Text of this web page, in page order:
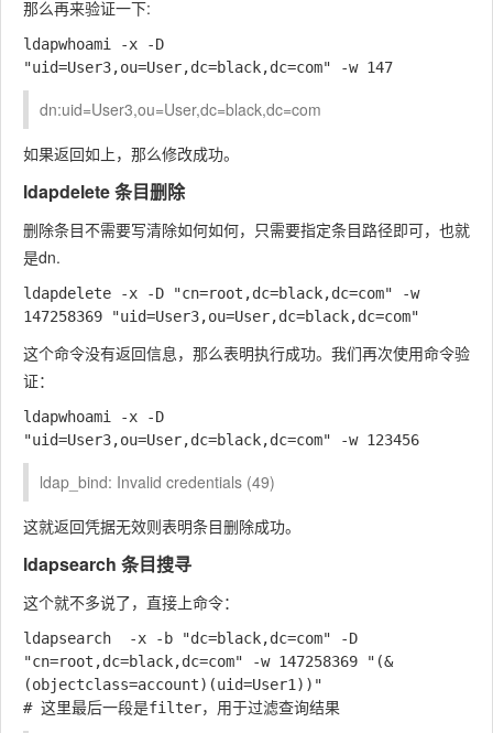
那么再来验证一下:
ldapwhoami -x -D
dn:uid=User3,ou=User,dc=black,dc=com
如果返回如上，那么修改成功。
ldapdelete 条目删除
删除条目不需要写清除如何如何，只需要指定条目路径即可，也就
是dn.
ldapdelete -x -D "cn=root,dc=black,dc=com" -w
这个命令没有返回信息，那么表明执行成功。我们再次使用命令验
证：
ldapwhoami -x -D
ldap_bind: Invalid credentials (49)
这就返回凭据无效则表明条目删除成功。
ldapsearch 条目搜寻
这个就不多说了，直接上命令：
ldapsearch  -x -b "dc=black,dc=com" -D
"cn=root,dc=black,dc=com" -w 147258369 "(&
(objectclass=account)(uid=User1))"